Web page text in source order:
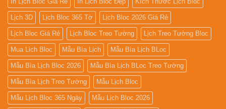
Lịch 3D Lịch Bloc 365 Tờ Lịch Bloc 2026 Giá Rẻ
Lịch Bloc Giá Rẻ Lịch Bloc Treo Tường Lịch Treo Tường Bloc
Mua Lich Bloc Mẫu Bìa Lịch Mẫu Bìa Lịch BLoc
Mẫu Bìa Lịch Bloc 2026 Mẫu Bìa Lịch BLoc Treo Tường
Mẫu Bìa Lịch Treo Tường Mẫu Lịch Bloc
Mẫu Lịch Bloc 365 Ngày Mẫu Lịch Bloc 2026